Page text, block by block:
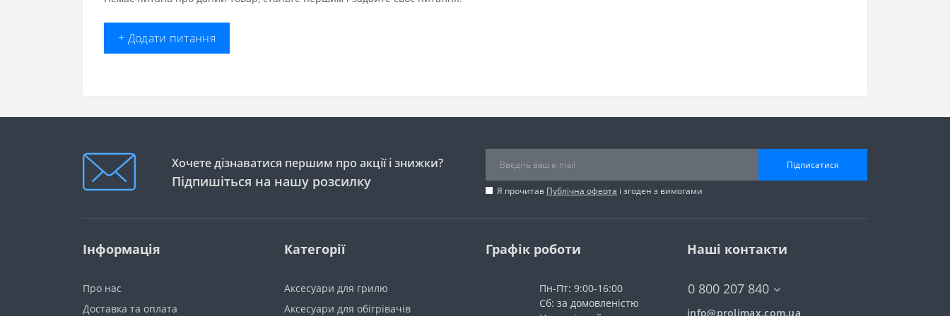
+ Додати питання
Хочете дізнаватися першим про акції і знижки?
Підпишіться на нашу розсилку
Підписатися
Я прочитав Публічна оферта і згоден з вимогами
Інформація
Про нас
Доставка та оплата
Категорії
Аксесуари для грилю
Аксесуари для обігрівачів
Графік роботи
Пн-Пт: 9:00-16:00
Сб: за домовленістю
Наші контакти
0 800 207 840
info@prolimax.com.ua